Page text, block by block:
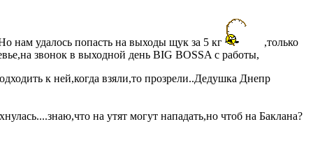
нам удалось попасть на выходы щук за 5 кг
,только
звонок в выходной день BIG BOSSA с работы,
к ней,когда взяли,то прозрели..Дедушка Днепр
на утят могут нападать,но чтоб на Баклана?